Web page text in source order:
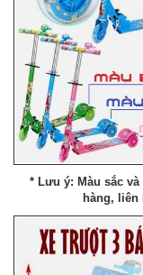
* Lưu ý: Màu sắc
hàng,